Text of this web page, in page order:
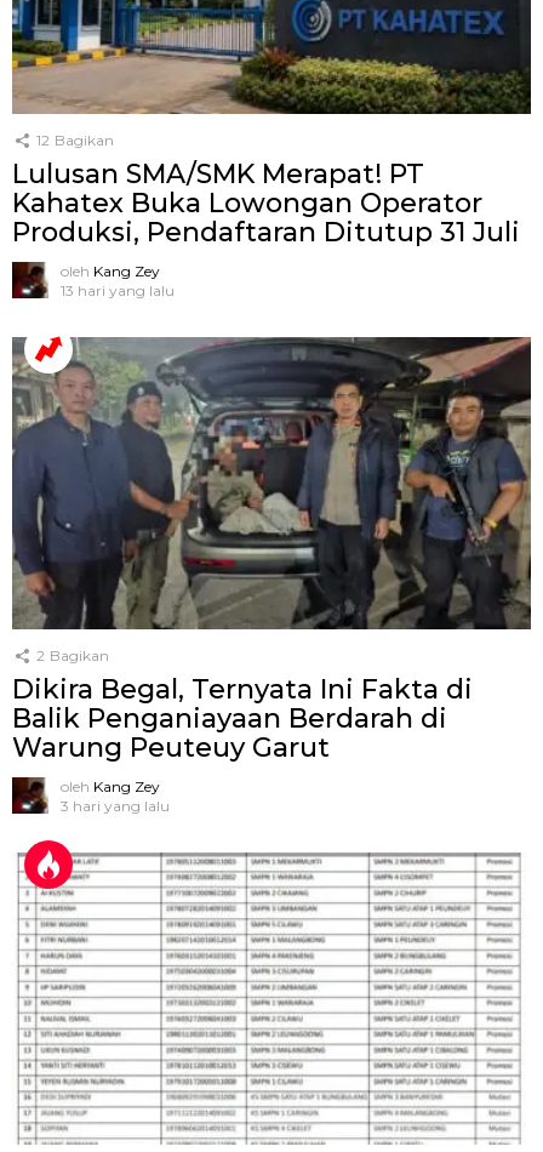
12 Bagikan
Lulusan SMA/SMK Merapat! PT
Kahatex Buka Lowongan Operator
Produksi, Pendaftaran Ditutup 31 Juli
oleh Kang Zey
13 hari yang lalu
2 Bagikan
Dikira Begal, Ternyata Ini Fakta di
Balik Penganiayaan Berdarah di
Warung Peuteuy Garut
oleh Kang Zey
3 hari yang lalu